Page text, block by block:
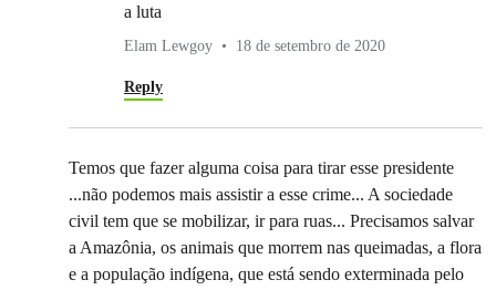
a luta
Elam Lewgoy 18 de setembro de 2020
Reply
Temos que fazer alguma coisa para tirar esse presidente
...não podemos mais assistir a esse crime... A sociedade
civil tem que se mobilizar, ir para ruas... Precisamos salvar
a Amazônia, os animais que morrem nas queimadas, a flora
e a população indígena, que está sendo exterminada pelo